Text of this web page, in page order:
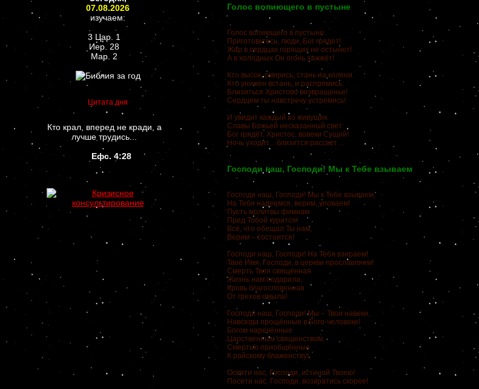
07.08.2026
изучаем:
3 Цар. 1
Иер. 28
Мар. 2
Цитата дня
Кто крал, вперед не кради, а
лучше трудись...
Ефс. 4:28
Голос вопиющего в пустыне
Голос вопиющего в пустыне:
Приготовьтесь, люди, Бог грядёт!
Жар в сердцах горящих не остынет!
А в холодных Он огонь зажжёт!
Кто высок, смирись, стань на колени.
Кто унижен встань, и распрямись.
Близиться Христово возвращенье!
Сердцем ты навстречу устремись!
И увидит каждый из живущих
Славы Божьей несказанный свет:
Бог грядёт, Христос, вовеки Сущий!
Ночь уходит…близится рассвет…
Господи наш, Господи! Мы к Тебе взываем
Господи наш, Господи! Мы к Тебе взываем,
На Тебя надеемся, верим, уповаем!
Пусть молитвы фимиам
Пред Тобой курится!
Всё, что обещал Ты нам,
Верим – состоится!
Господи наш, Господи! На Тебя взираем!
Твоё Имя, Господи, в церкви прославляем!
Смерть Твоя священная
Жизнь нам подарила,
Кровь благословенная
От грехов омыла!
Господи наш, Господи! Мы – Твои навеки,
Навсегда прощённые в Бого-человеке!
Богом наречённые
Царственным священством,
Смертью приобщённые
К райскому блаженству!
Освяти нас, Господи, истиной Твоею!
Посети нас, Господи, возвратись скорее!